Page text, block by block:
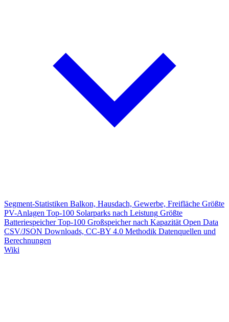
Segment-Statistiken Balkon, Hausdach, Gewerbe, Freifläche Größte
PV-Anlagen Top-100 Solarparks nach Leistung Größte
Batteriespeicher Top-100 Großspeicher nach Kapazität Open Data
CSV/JSON Downloads, CC-BY 4.0 Methodik Datenquellen und
Berechnungen
Wiki